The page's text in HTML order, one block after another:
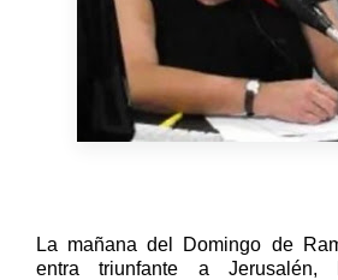
La mañana del Domingo de
entra triunfante a Jerusalén,